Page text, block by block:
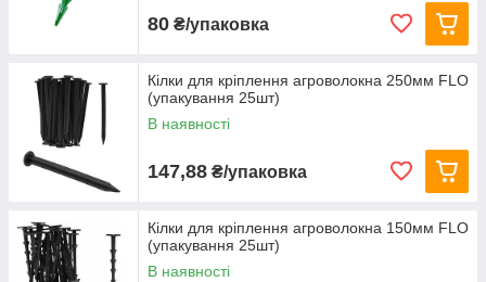
80 ₴/упаковка
Кілки для кріплення агроволокна 250мм FLO
(упакування 25шт)
В наявності
147,88 ₴/упаковка
Кілки для кріплення агроволокна 150мм FLO
(упакування 25шт)
В наявності